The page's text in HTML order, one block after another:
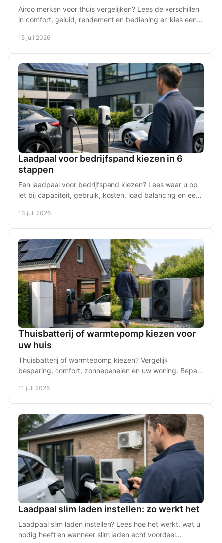
Airco merken voor thuis vergelijken? Lees de verschillen
in comfort, geluid, rendement en bediening en kies een
15 juli 2026
Laadpaal voor bedrijfspand kiezen in 6
stappen
Een laadpaal voor bedrijfspand kiezen? Lees waar u op
let bij capaciteit, gebruik, kosten, load balancing en een
13 juli 2026
Thuisbatterij of warmtepomp kiezen voor
uw huis
Thuisbatterij of warmtepomp kiezen? Vergelijk
besparing, comfort, zonnepanelen en uw woning. Bepaal
11 juli 2026
Laadpaal slim laden instellen: zo werkt het
Laadpaal slim laden instellen? Lees hoe het werkt, wat u
nodig heeft en wanneer slim laden echt voordeel